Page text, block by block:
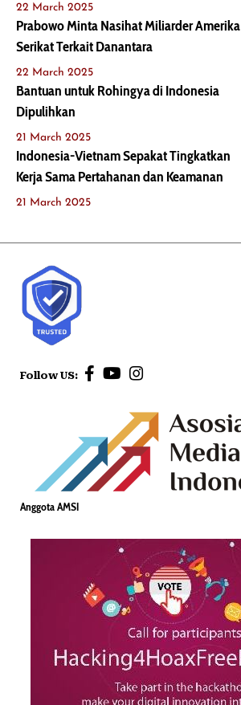
22 March 2025
Prabowo Minta Nasihat Miliarder Amerika
Serikat Terkait Danantara
22 March 2025
Bantuan untuk Rohingya di Indonesia
Dipulihkan
21 March 2025
Indonesia-Vietnam Sepakat Tingkatkan
Kerja Sama Pertahanan dan Keamanan
21 March 2025
Follow US:
Anggota AMSI